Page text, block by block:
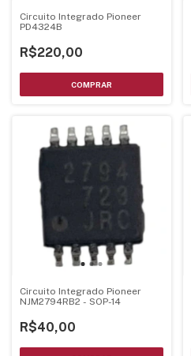
Circuito Integrado Pioneer
PD4324B
R$220,00
Circuito Integrado Pioneer
NJM2794RB2 - SOP-14
R$40,00